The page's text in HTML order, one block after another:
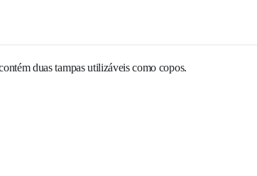
duas tampas utilizáveis como copos.